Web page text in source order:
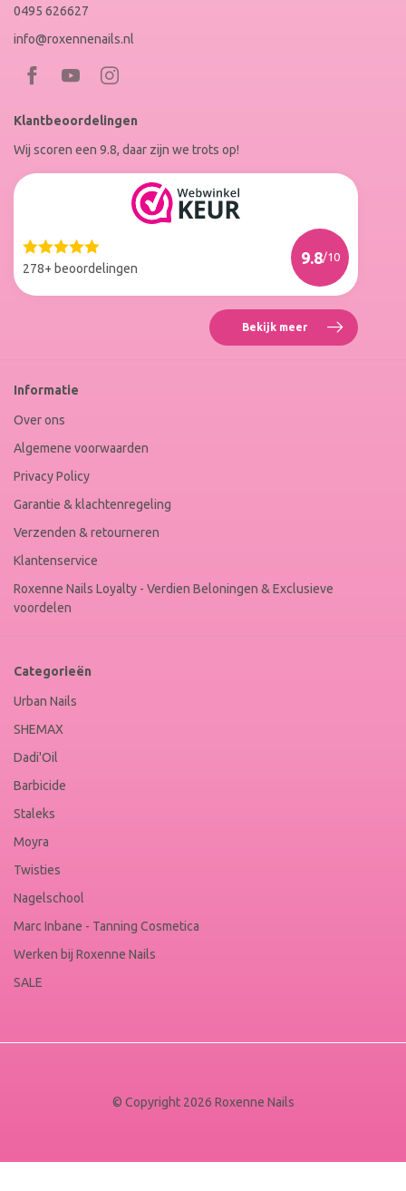
0495 626627
info@roxennenails.nl
Bezoek
Facebook
op
Instagram
Klantbeoordelingen
Wij scoren een 9.8, daar zijn we trots op!
278+ beoordelingen
9.8/10
Web
Winkel
Bekijk meer Reviews
Roxenne
Informatie
Over ons
Algemene voorwaarden
Privacy Policy
Garantie & klachtenregeling
Verzenden & retourneren
Klantenservice
Roxenne Nails Loyalty - Verdien Beloningen & Exclusieve
voordelen
Categorieën
Urban Nails
SHEMAX
Dadi'Oil
Barbicide
Staleks
Moyra
Twisties
Nagelschool
Marc Inbane - Tanning Cosmetica
Werken bij Roxenne Nails
SALE
© Copyright 2026 Roxenne Nails